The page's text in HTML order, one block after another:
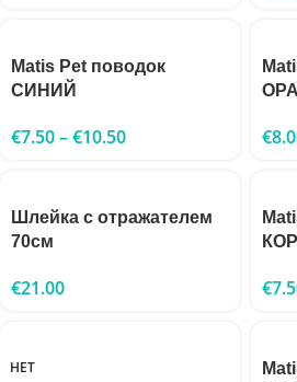
Matis Pet поводок
СИНИЙ
€7.50–€10.50 €
Шлейка с отражателем
70см
€21.00 €
НЕТ